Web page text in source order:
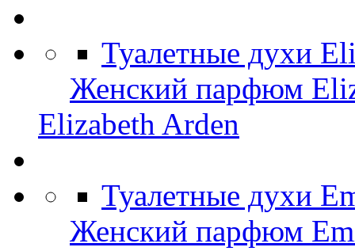
Туалетные духи
Женский парфюм
Elizabeth Arden
Туалетные духи
Женский парфюм